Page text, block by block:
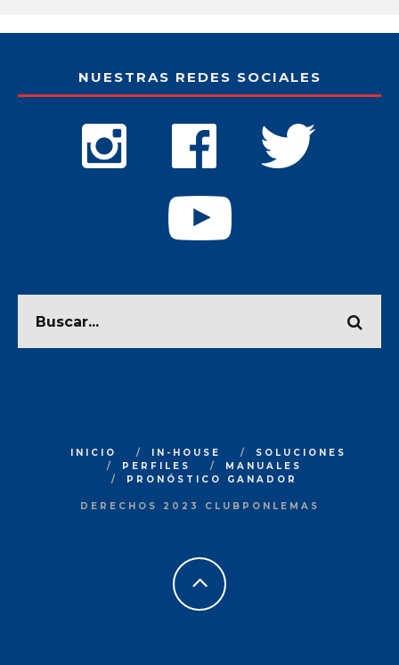
NUESTRAS REDES SOCIALES
INICIO IN-HOUSE
SOLUCIONES
PERFILES
MANUALES
PRONÓSTICO GANADOR
DERECHOS 2023 CLUBPONLEMAS